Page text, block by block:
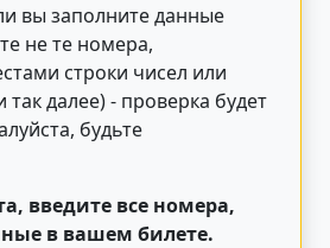
вы заполните данные
не те номера,
строки чисел или
далее) - проверка будет
будьте
введите все номера,
в вашем билете.